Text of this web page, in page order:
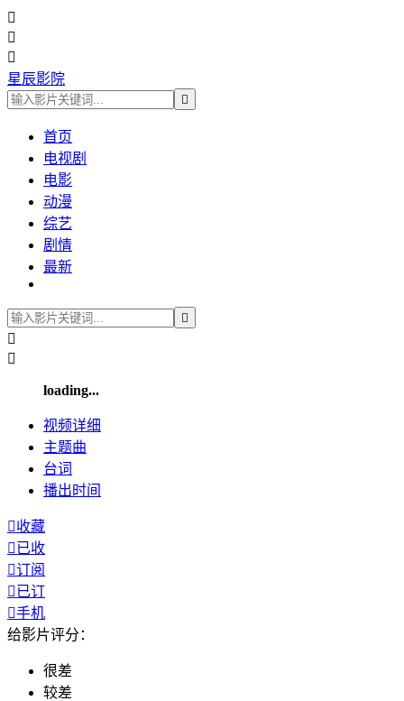



星辰影院

首页
电视剧
电影
动漫
综艺
剧情
最新



loading...
视频详细
主题曲
台词
播出时间
收藏
已收
订阅
已订
手机
给影片评分：
很差
较差